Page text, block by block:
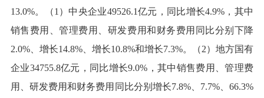
13.0%。（1）中央企业49526.1亿元，同比增长4.9%，其中
销售费用、管理费用、研发费用和财务费用同比分别下降
2.0%、增长14.8%、增长10.8%和增长7.3%。（2）地方国有
企业34755.8亿元，同比增长9.0%，其中销售费用、管理费
用、研发费用和财务费用同比分别增长7.8%、7.7%、66.3%